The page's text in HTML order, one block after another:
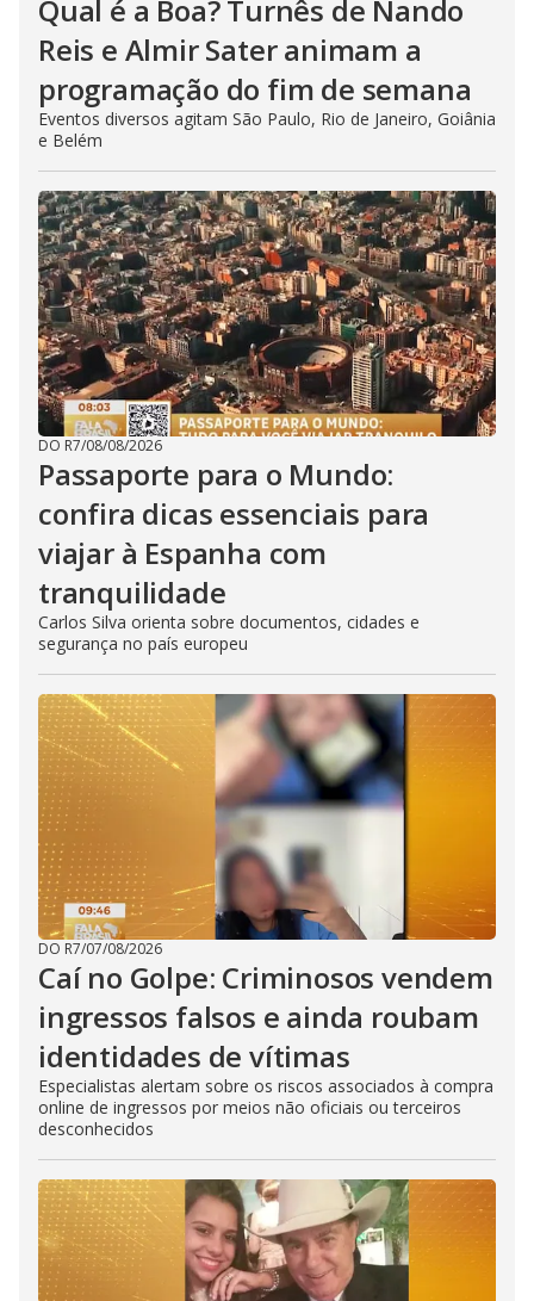
Qual é a Boa? Turnês de Nando
Reis e Almir Sater animam a
programação do fim de semana
Eventos diversos agitam São Paulo, Rio de Janeiro, Goiânia
e Belém
DO R7/08/08/2026
Passaporte para o Mundo:
confira dicas essenciais para
viajar à Espanha com
tranquilidade
Carlos Silva orienta sobre documentos, cidades e
segurança no país europeu
DO R7/07/08/2026
Caí no Golpe: Criminosos vendem
ingressos falsos e ainda roubam
identidades de vítimas
Especialistas alertam sobre os riscos associados à compra
online de ingressos por meios não oficiais ou terceiros
desconhecidos